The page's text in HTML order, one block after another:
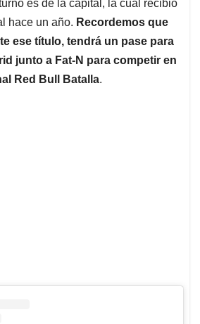
es de la capital, la cual recibió
hace un año. Recordemos que
ese título, tendrá un pase para
junto a Fat-N para competir en
Red Bull Batalla.